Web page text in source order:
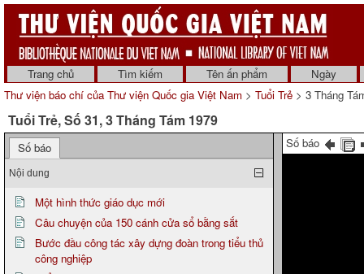
Trang chủ Tìm kiếm Tên ấn phẩm
Ngày
Thư viện báo chí của Thư viện Quốc gia Việt Nam > Tuổi Trẻ > 3 Tháng
Tuổi Trẻ, Số 31, 3 Tháng Tám 1979
Số báo
Nội dung
Một hình thức giáo dục mới
Câu chuyện của 150 cánh cửa sổ bằng sắt
Bước đầu công tác xây dựng đoàn trong tiểu thủ
công nghiệp
Số báo